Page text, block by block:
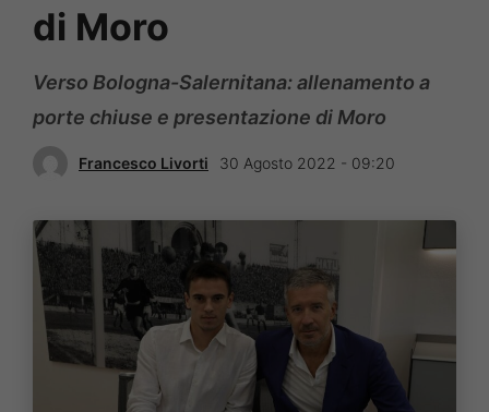
di Moro
Verso Bologna-Salernitana: allenamento a
porte chiuse e presentazione di Moro
Francesco Livorti 30 Agosto 2022 - 09:20